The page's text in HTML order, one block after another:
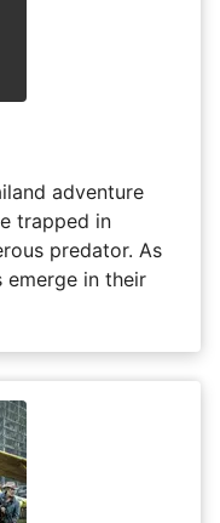
adventure
trapped in
predator. As
in their